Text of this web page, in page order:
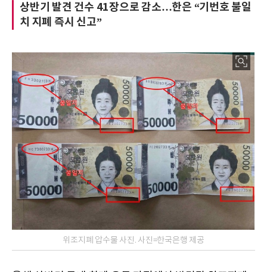
상반기 발견 건수 41장으로 감소…한은 “기번호 불일
치 지폐 즉시 신고”
위조지폐 압수물 사진. 사진=한국은행 제공